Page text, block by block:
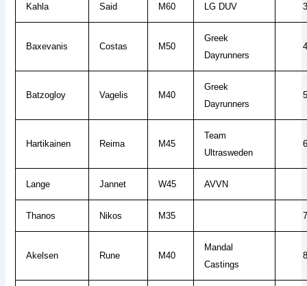
Kahla Said M60 LG DUV 3
Baxevanis Costas M50
Greek
Dayrunners
4
Batzogloy Vagelis M40
Greek
Dayrunners
5
Hartikainen Reima M45
Team
Ultrasweden
6
Lange Jannet W45 AVVN
Thanos Nikos M35 7
Akelsen Rune M40
Mandal
Castings
8